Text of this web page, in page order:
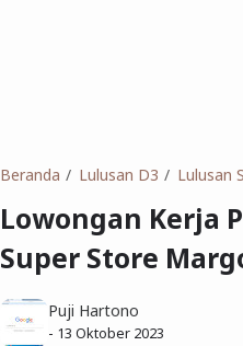
Beranda Lulusan D3 Lulusan
Lowongan Kerja
Super Store
Puji Hartono
- 13 Oktober 2023